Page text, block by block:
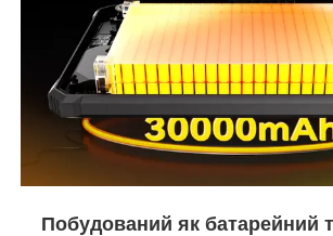
Побудований як батарейний